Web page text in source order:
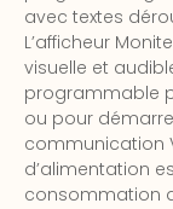
avec textes
L’afficheur
visuelle et
programmable
ou pour
communication
d’alimentation
consommation